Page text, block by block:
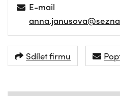
E-mail
Sdílet firmu